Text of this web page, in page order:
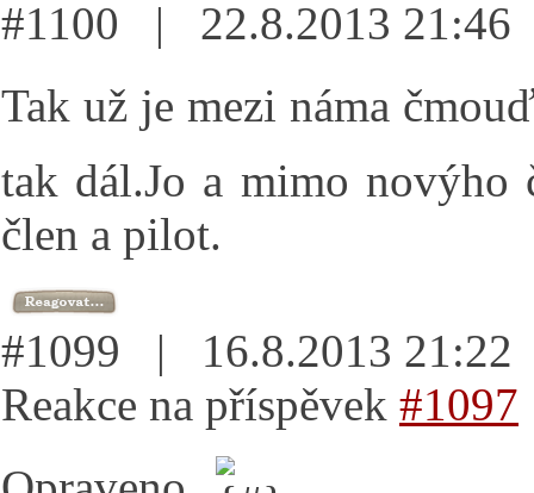
#1100 | 22.8.2013
Tak už je mezi náma
tak dál.Jo a mimo novýho
člen a pilot.
#1099 | 16.8.2013
Reakce na příspěvek #1097